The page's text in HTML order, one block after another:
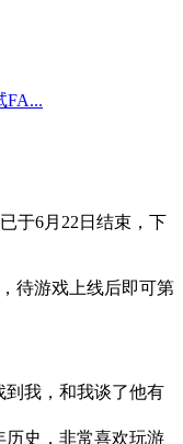
FA...
于6月22日结束，下
待游戏上线后即可第
到我，和我谈了他有
历史，非常喜欢玩游